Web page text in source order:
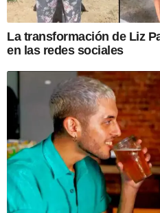
La transformación de Liz
en las redes sociales